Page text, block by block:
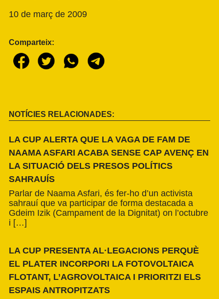
10 de març de 2009
Comparteix:
NOTÍCIES RELACIONADES:
LA CUP ALERTA QUE LA VAGA DE FAM DE
NAAMA ASFARI ACABA SENSE CAP AVENÇ EN
LA SITUACIÓ DELS PRESOS POLÍTICS
SAHRAUÍS
Parlar de Naama Asfari, és fer-ho d’un activista
sahrauí que va participar de forma destacada a
Gdeim Izik (Campament de la Dignitat) on l’octubre
i […]
LA CUP PRESENTA AL·LEGACIONS PERQUÈ
EL PLATER INCORPORI LA FOTOVOLTAICA
FLOTANT, L’AGROVOLTAICA I PRIORITZI ELS
ESPAIS ANTROPITZATS